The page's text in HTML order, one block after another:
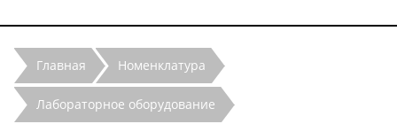
Главная Номенклатура
Лабораторное оборудование